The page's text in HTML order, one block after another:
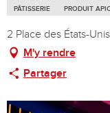
PÂTISSERIE
PRODUIT
2 Place des États-
M'y rendre
Partager